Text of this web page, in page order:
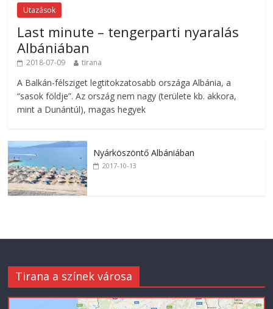
Utazások
Last minute – tengerparti nyaralás
Albániában
2018-07-09 tirana
A Balkán-félsziget legtitokzatosabb országa Albánia, a
“sasok földje”. Az ország nem nagy (területe kb. akkora,
mint a Dunántúl), magas hegyek
Nyárköszöntő Albániában
2017-10-13
Tirana a színek városa